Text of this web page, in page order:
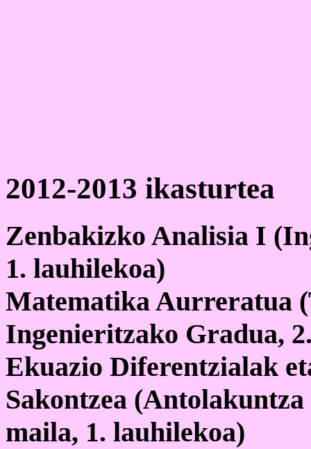
2012-2013 ikasturtea
Zenbakizko Analisia I
1. lauhilekoa)
Matematika Aurreratua
Ingenieritzako Gradua,
Ekuazio Diferentzialak
Sakontzea
maila, 1. lauhilekoa)